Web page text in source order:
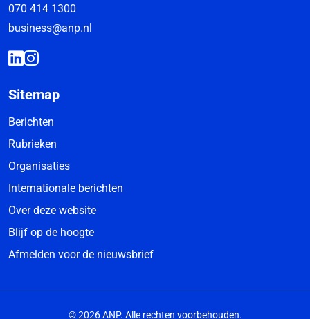
070 414 1300
business@anp.nl
Sitemap
Berichten
Rubrieken
Organisaties
Internationale berichten
Over deze website
Blijf op de hoogte
Afmelden voor de nieuwsbrief
© 2026 ANP. Alle rechten voorbehouden.